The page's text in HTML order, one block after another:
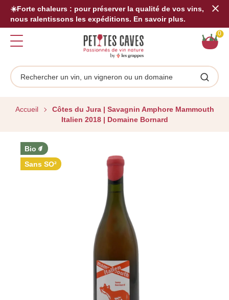
☀️Forte chaleurs : pour préserver la qualité de vos vins,
nous ralentissons les expéditions. En savoir plus.
0
Rechercher
Accueil
Côtes du Jura | Savagnin Amphore Mammouth
Italien 2018 | Domaine Bornard
Bio
Sans SO²